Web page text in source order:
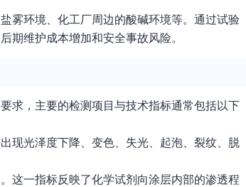
雾环境、化工厂周边的酸碱环境等。通过试验
期维护成本增加和安全事故风险。
求，主要的检测项目与技术指标通常包括以下
现光泽度下降、变色、失光、起泡、裂纹、脱
这一指标反映了化学试剂向涂层内部的渗透程